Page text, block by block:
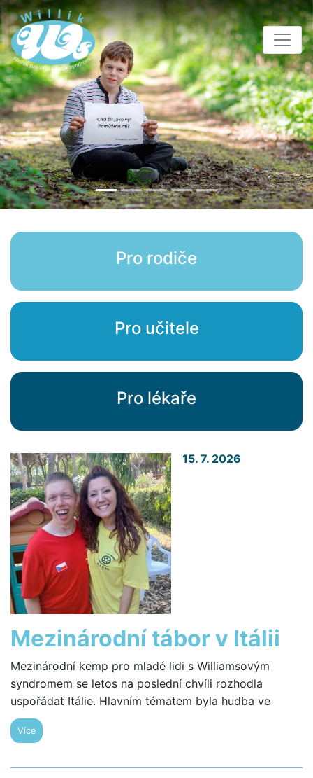
Pro rodiče
Pro učitele
Pro lékaře
15. 7. 2026
Mezinárodní tábor v Itálii
Mezinárodní kemp pro mladé lidi s Williamsovým
syndromem se letos na poslední chvíli rozhodla
uspořádat Itálie. Hlavním tématem byla hudba ve
Více